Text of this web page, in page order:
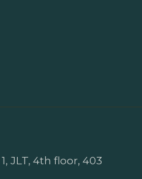
JLT, 4th floor, 403